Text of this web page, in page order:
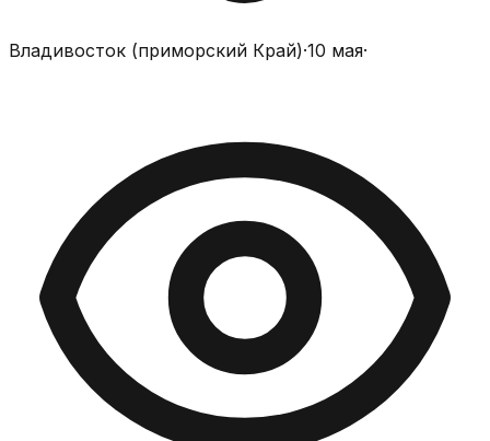
Владивосток (приморский Край)·10 мая·